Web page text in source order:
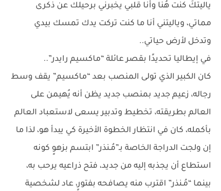
ياليتكَ كنت هُنا وأنا قلبي يخبرني برحيلك عن ذكرى
مماتي، وياليتني أنا ما كنت تركت يدك تمسك بيدي
وتدخل لأرض حياتي..
في إيطاليا تحديدًا بقصر عائلة “ماكسيم رايدر”..
كان الكبير الذي تولى المنصب بعد “ماكسيم” يقف وسط
رجاله، زعيم جديد بمنصب جديد يظن أنه يُهيمن على
العالم بطريقته، تخطيط وتدبير يسعى لاستعباد العالم
بأكمله، كان في انتظار الخطوة الأخيرة كي يبدأ هو، لذا ما
إن ولجت الدراجة الخاصة بـ”مُـنذر” ابتسم بزهوٍ كونه
استطاع أن يجذبه إليه من جديد، فتح ذراعيه يرحب به،
بينما “مُـنذر” اقترب منه يصافحه بفتورٍ، عاد لشخصية